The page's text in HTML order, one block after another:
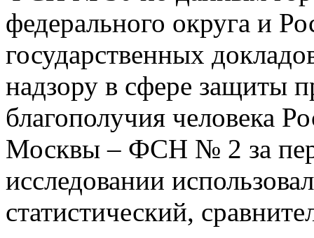
федерального округа и
государственных
надзору в сфере защиты
благополучия человека
Москвы – ФСН № 2 за
исследовании
статистический,